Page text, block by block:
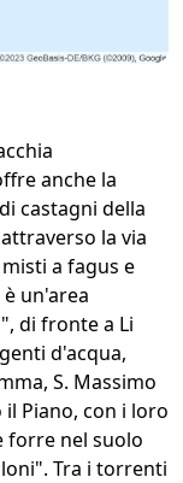
anche la
castagni della
la via
a fagus e
un'area
di fronte a Li
d'acqua,
S. Massimo
Piano, con i loro
forre nel suolo
Tra i torrenti